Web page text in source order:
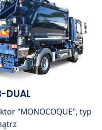
DUAL
"MONOCOQUE", typ